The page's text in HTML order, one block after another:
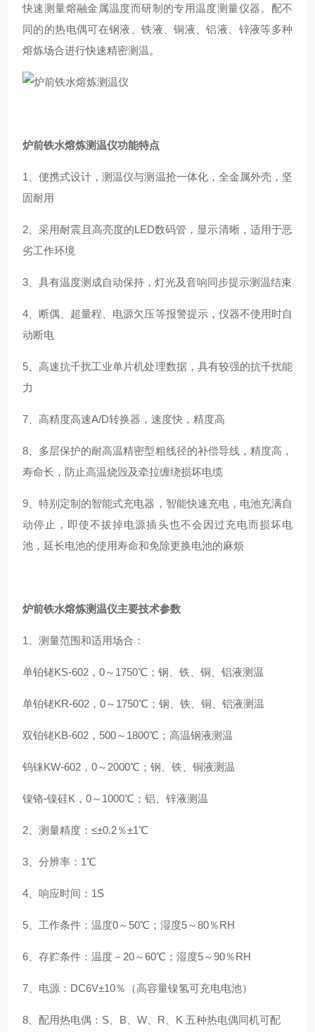
快速测量熔融金属温度而研制的专用温度测量仪器。配不
同的的热电偶可在钢液、铁液、铜液、铝液、锌液等多种
熔炼场合进行快速精密测温。
炉前铁水熔炼测温仪功能特点
1、便携式设计，测温仪与测温抢一体化，全金属外壳，坚
固耐用
2、采用耐震且高亮度的LED数码管，显示清晰，适用于恶
劣工作环境
3、具有温度测成自动保持，灯光及音响同步提示测温结束
4、断偶、超量程、电源欠压等报警提示，仪器不使用时自
动断电
5、高速抗千扰工业单片机处理数据，具有较强的抗千扰能
力
7、高精度高速A/D转换器，速度快，精度高
8、多层保护的耐高温精密型粗线径的补偿导线，精度高，
寿命长，防止高温烧毁及牵拉缠绕损坏电缆
9、特别定制的智能式充电器，智能快速充电，电池充满自
动停止，即使不拔掉电源插头也不会因过充电而损坏电
池，延长电池的使用寿命和免除更换电池的麻烦
炉前铁水熔炼测温仪主要技术参数
1、测量范围和适用场合：
单铂铑KS-602，0～1750℃；钢、铁、铜、铝液测温
单铂铑KR-602，0～1750℃；钢、铁、铜、铝液测温
双铂铑KB-602，500～1800℃；高温钢液测温
钨铼KW-602，0～2000℃；钢、铁、铜液测温
镍铬-镍硅K，0～1000℃；铝、锌液测温
2、测量精度：≤±0.2％±1℃
3、分辨率：1℃
4、响应时间：1S
5、工作条件：温度0～50℃；湿度5～80％RH
6、存贮条件：温度－20～60℃；湿度5～90％RH
7、电源：DC6V±10％（高容量镍氢可充电电池）
8、配用热电偶：S、B、W、R、K 五种热电偶同机可配